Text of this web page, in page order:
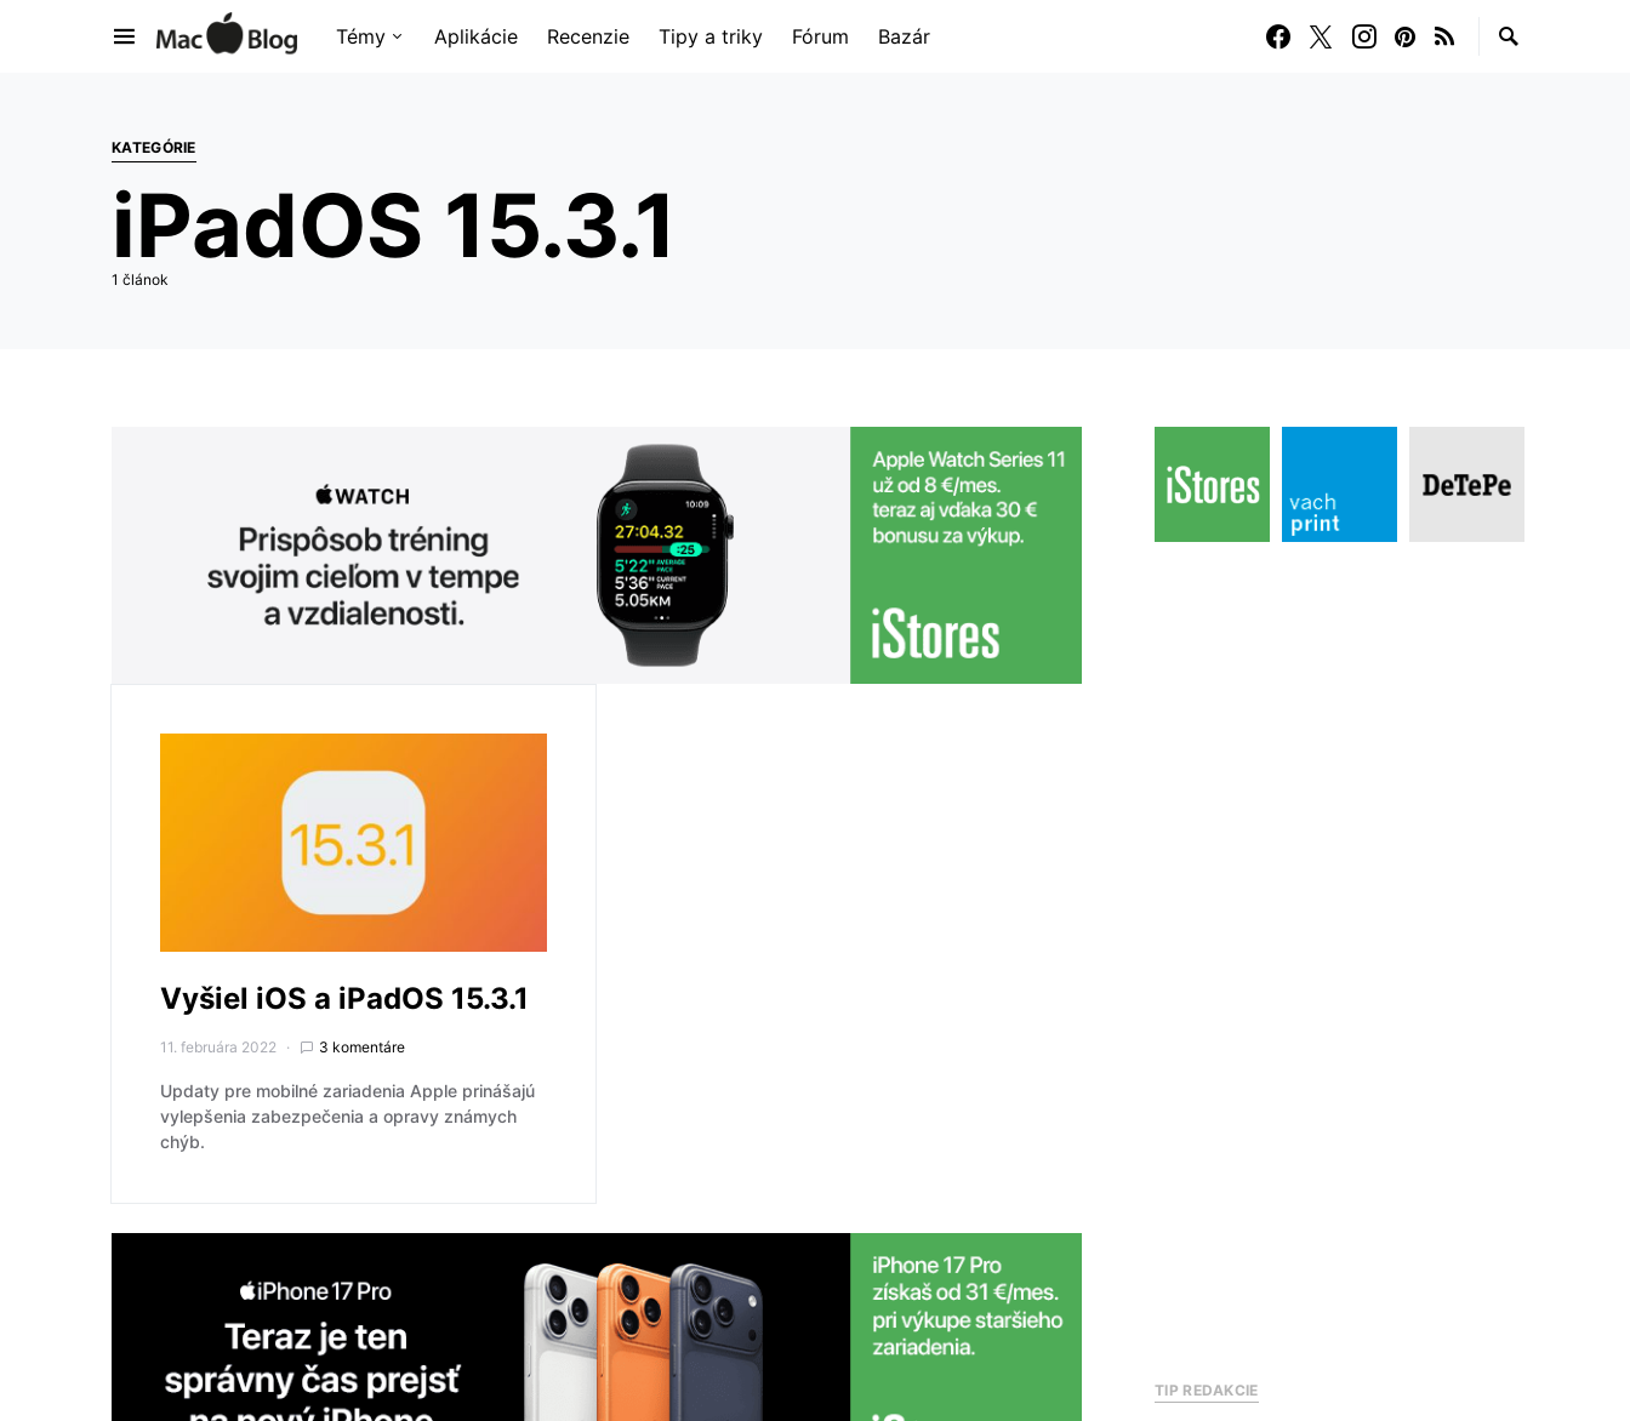
Témy Aplikácie Recenzie Tipy a triky Fórum Bazár
KATEGÓRIE
iPadOS 15.3.1
1 článok
Vyšiel iOS a iPadOS 15.3.1
11. februára 2022 3 komentáre
Updaty pre mobilné zariadenia Apple prinášajú
vylepšenia zabezpečenia a opravy známych
chýb.
TIP REDAKCIE